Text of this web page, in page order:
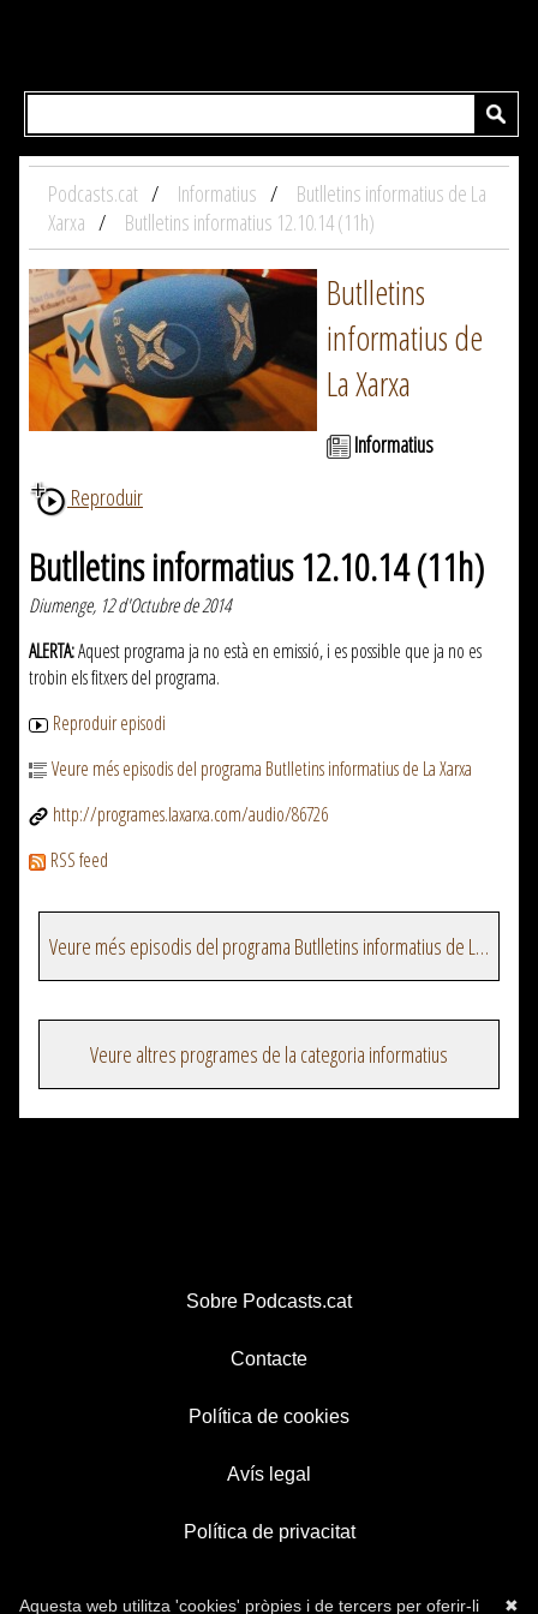
Podcasts.cat Informatius
Butlletins informatius de La
Xarxa
Butlletins informatius 12.10.14 (11h)
Butlletins
informatius de
La Xarxa
Informatius
Reproduir
Butlletins informatius 12.10.14 (11h)
Diumenge, 12 d'Octubre de 2014
ALERTA:Aquest programa ja no està en emissió, i es possible que ja no es
trobin els fitxers del programa.
Reproduir episodi
Veure més episodis del programa Butlletins informatius de La Xarxa
http://programes.laxarxa.com/audio/86726
RSS feed
Veure més episodis del programa Butlletins informatius de La Xarxa
Veure altres programes de la categoria informatius
Sobre Podcasts.cat
Contacte
Política de cookies
Avís legal
Política de privacitat
✖
Aquesta web utilitza 'cookies' pròpies i de tercers per oferir-li